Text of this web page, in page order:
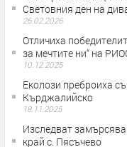
Световния ден на
26.02.2026
Отличиха
за мечтите ни“ на
10.12.2025
Еколози преброиха
Кърджалийско
18.11.2025
Изследват
край с. Пясъчево